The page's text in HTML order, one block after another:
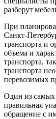
разберут
При
Санкт-
транспорта и
объема и
транспорта,
транспорта
перевозимых
Один из самых
правильная
обращение с